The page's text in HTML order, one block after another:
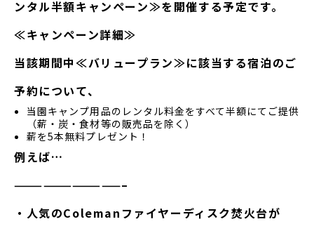
ンタル半額キャンペーン≫を開催する予定です。
≪キャンペーン詳細≫
当該期間中≪バリュープラン≫に該当する宿泊のご
予約について、
当園キャンプ用品のレンタル料金をすべて半額にてご提供
（薪・炭・食材等の販売品を除く）
薪を5本無料プレゼント！
例えば…
———————————–
・人気のColemanファイヤーディスク焚火台が